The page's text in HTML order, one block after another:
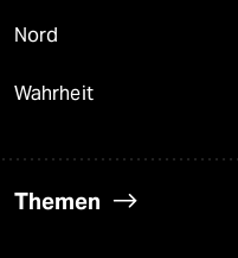
Nord
Wahrheit
Themen